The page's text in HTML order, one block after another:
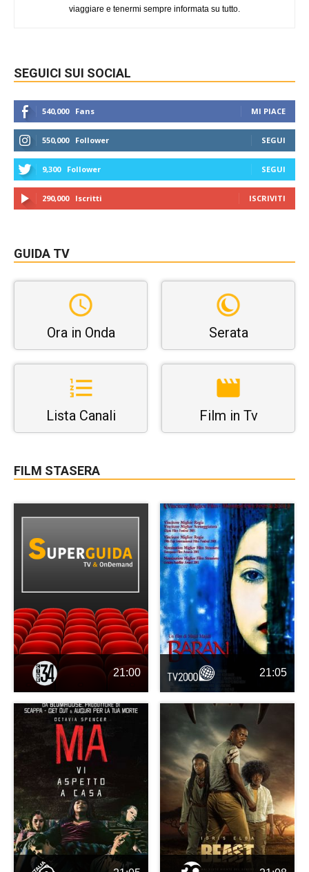
viaggiare e tenermi sempre informata su tutto.
SEGUICI SUI SOCIAL
540,000 Fans MI PIACE
550,000 Follower SEGUI
9,300 Follower SEGUI
290,000 Iscritti ISCRIVITI
GUIDA TV
Ora in Onda Serata
Lista Canali Film in Tv
FILM STASERA
21:00 21:05